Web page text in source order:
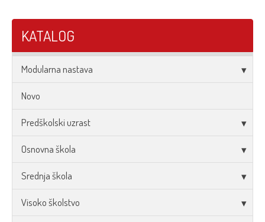
KATALOG
Modularna nastava
Novo
Predškolski uzrast
Osnovna škola
Srednja škola
Visoko školstvo